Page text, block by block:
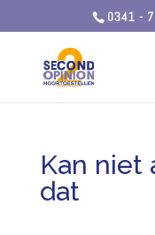
0341 -
Kan niet
dat